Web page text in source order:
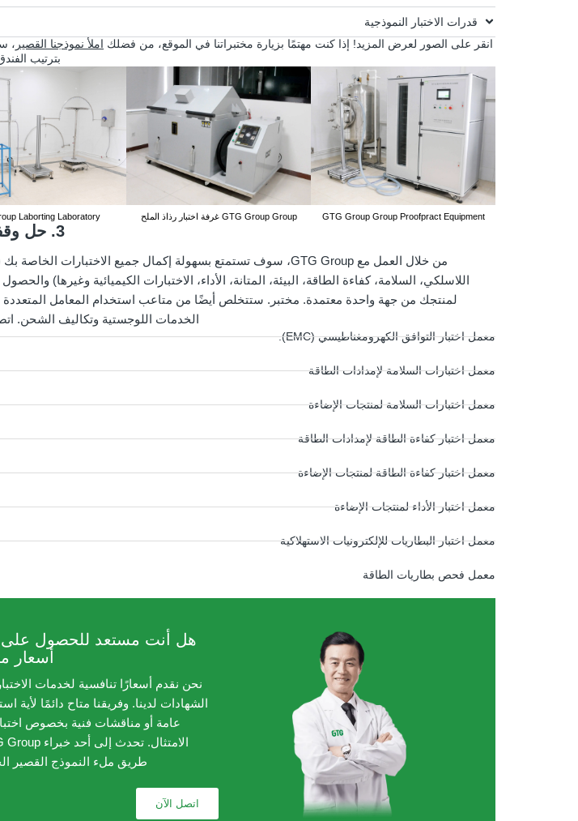
قدرات الاختبار النموذجية
انقر على الصور لعرض المزيد! إذا كنت مهتمًا بزيارة مختبراتنا في الموقع، من فضلك
املأ نموذجنا القصير ،
بترتيب
Laborting Laboratory غرفة اختبار رذاذ الملح GTG Group Group GTG Group Group Proofpract Equipment
3. حل وقفة واحدة
اللاسلكي، السلامة، كفاءة الطاقة، البيئة، المتانة، الأداء، الاختبارات الكيميائية وغيرها)
لمنتجك من جهة واحدة معتمدة. مختبر. ستتخلص أيضًا من متاعب استخدام المعامل المتعددة
الخدمات اللوجستية وتكاليف الشحن.
معمل اختبار التوافق الكهرومغناطيسي (EMC).
معمل اختبارات السلامة لإمدادات الطاقة
معمل اختبارات السلامة لمنتجات الإضاءة
معمل اختبار كفاءة الطاقة لإمدادات الطاقة
معمل اختبار كفاءة الطاقة لمنتجات الإضاءة
معمل اختبار الأداء لمنتجات الإضاءة
معمل اختبار البطاريات للإلكترونيات الاستهلاكية
معمل فحص بطاريات الطاقة
هل أنت مستعد للحصول
أسعار
نحن نقدم أسعارًا تنافسية لخدمات
الشهادات لدينا. وفريقنا متاح دائمًا لأية
عامة أو مناقشات فنية بخصوص
طريق ملء النموذج القصير
اتصل الآن